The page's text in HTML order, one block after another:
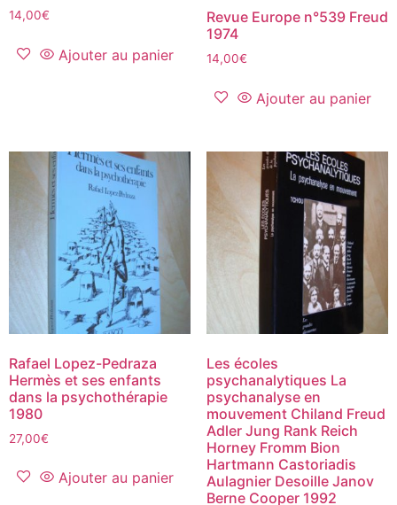
14,00€
Ajouter au panier
Revue Europe n°539 Freud
1974
14,00€
Ajouter au panier
Rafael Lopez-Pedraza
Hermès et ses enfants
dans la psychothérapie
1980
27,00€
Ajouter au panier
Les écoles
psychanalytiques La
psychanalyse en
mouvement Chiland Freud
Adler Jung Rank Reich
Horney Fromm Bion
Hartmann Castoriadis
Aulagnier Desoille Janov
Berne Cooper 1992